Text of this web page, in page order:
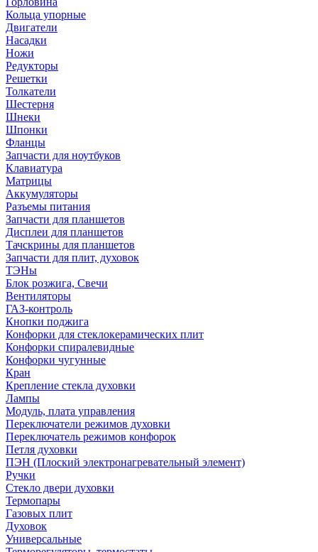
Кольца упорные
Двигатели
Насадки
Ножи
Редукторы
Решетки
Толкатели
Шестерня
Шнеки
Шпонки
Фланцы
Запчасти для ноутбуков
Клавиатура
Матрицы
Аккумуляторы
Разъемы питания
Запчасти для планшетов
Дисплеи для планшетов
Тачскрины для планшетов
Запчасти для плит, духовок
ТЭНы
Блок розжига, Свечи
Вентиляторы
ГАЗ-контроль
Кнопки поджига
Конфорки для стеклокерамических плит
Конфорки спиралевидные
Конфорки чугунные
Кран
Крепление стекла духовки
Лампы
Модуль, плата управления
Переключатели режимов духовки
Переключатель режимов конфорок
Петля духовки
ПЭН (Плоский электронагревательный элемент)
Ручки
Стекло двери духовки
Термопары
Газовых плит
Духовок
Универсальные